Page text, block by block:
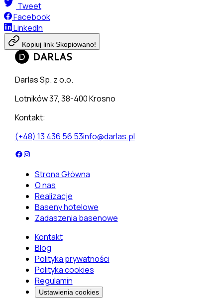
Tweet
Facebook
LinkedIn
Kopiuj link Skopiowano!
Darlas Sp. z o.o.
Lotników 37, 38-400 Krosno
Kontakt:
(+48) 13 436 56 53info@darlas.pl
Strona Główna
O nas
Realizacje
Baseny hotelowe
Zadaszenia basenowe
Kontakt
Blog
Polityka prywatności
Polityka cookies
Regulamin
Ustawienia cookies